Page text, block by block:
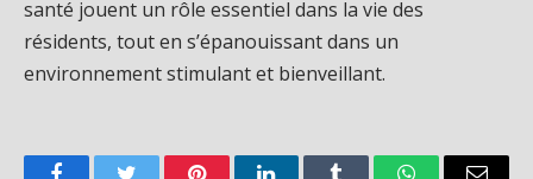
santé jouent un rôle essentiel dans la vie des
résidents, tout en s’épanouissant dans un
environnement stimulant et bienveillant.